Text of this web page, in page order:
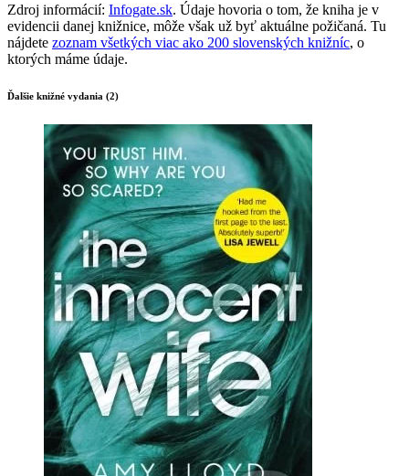
Zdroj informácií: Infogate.sk. Údaje hovoria o tom, že kniha je v
evidencii danej knižnice, môže však už byť aktuálne požičaná. Tu
nájdete zoznam všetkých viac ako 200 slovenských knižníc, o
ktorých máme údaje.
Ďalšie knižné vydania (2)